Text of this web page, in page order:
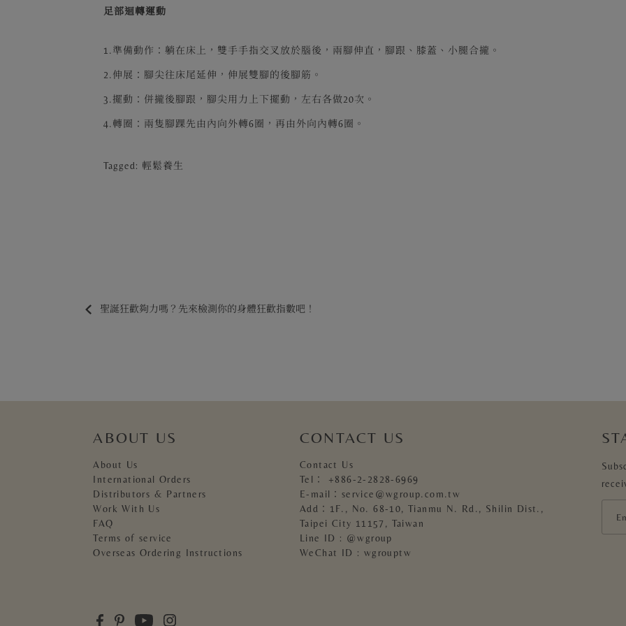
足部迴轉運動
1.準備動作：躺在床上，雙手手指交叉放於腦後，兩腳伸直，腳跟、膝蓋、小腿合攏。
2.伸展：腳尖往床尾延伸，伸展雙腳的後腳筋。
3.擺動：併攏後腳跟，腳尖用力上下擺動，左右各做20次。
4.轉圈：兩隻腳踝先由內向外轉6圈，再由外向內轉6圈。
Tagged: 輕鬆養生
聖誕狂歡夠力嗎？先來檢測你的身體狂歡指數吧！
ABOUT US
About Us
International Orders
Distributors & Partners
Work With Us
FAQ
Terms of service
Overseas Ordering Instructions
CONTACT US
Contact Us
Tel：
+886-2-2828-6969
E-mail： service@wgroup.com.tw
Add：1F., No. 68-10, Tianmu N. Rd., Shilin Dist.,
Taipei City 11157, Taiwan
Line ID : @wgroup
WeChat ID : wgrouptw